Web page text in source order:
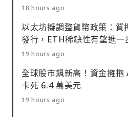
18 hours ago
以太坊擬調整貨幣政策：質
發行，ETH稀缺性有望進一
19 hours ago
全球股市飆新高！資金擁抱
卡死 6.4 萬美元
19 hours ago